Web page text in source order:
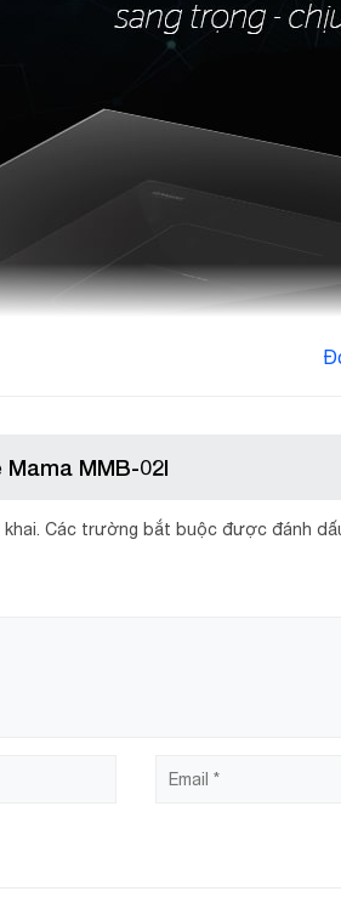
có kiểu dáng sang trọng với
sang trọng hiện đại trong gia đình bạn.
MMB-02I
Các trường bắt buộc được đánh